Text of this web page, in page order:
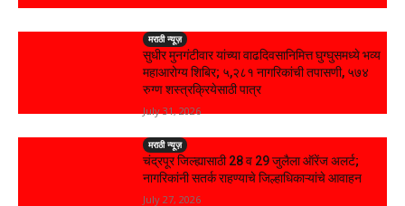
मराठी न्यूज़
सुधीर मुनगंटीवार यांच्या वाढदिवसानिमित्त घुग्घुसमध्ये भव्य
महाआरोग्य शिबिर; ५,२८१ नागरिकांची तपासणी, ५७४
रुग्ण शस्त्रक्रियेसाठी पात्र
July 31, 2026
मराठी न्यूज़
चंद्रपूर जिल्ह्यासाठी 28 व 29 जुलैला ऑरेंज अलर्ट;
नागरिकांनी सतर्क राहण्याचे जिल्हाधिकाऱ्यांचे आवाहन
July 27, 2026